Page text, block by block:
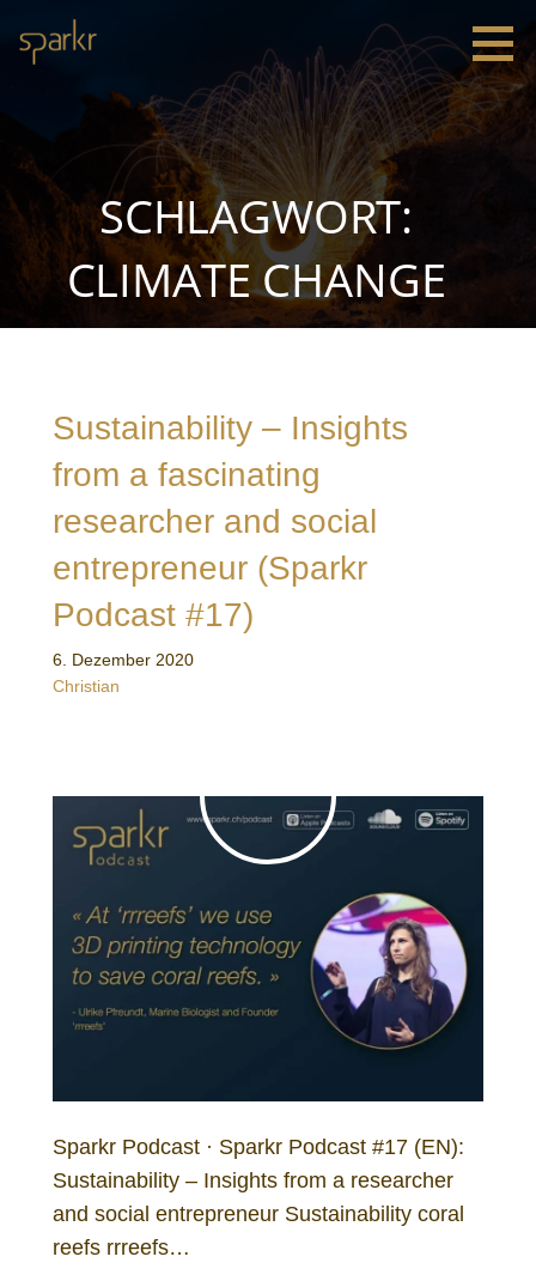
Inhalt
springen
Leadership
SCHLAGWORT:
CLIMATE CHANGE
Sustainability – Insights
from a fascinating
researcher and social
entrepreneur (Sparkr
Podcast #17)
6. Dezember 2020
Christian
Sparkr Podcast · Sparkr Podcast #17 (EN):
Sustainability – Insights from a researcher
and social entrepreneur Sustainability coral
reefs rrreefs…